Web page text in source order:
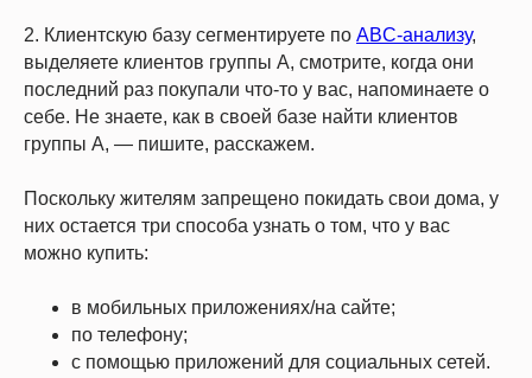
2. Клиентскую базу сегментируете по ABC-анализу,
выделяете клиентов группы А, смотрите, когда они
последний раз покупали что-то у вас, напоминаете о
себе. Не знаете, как в своей базе найти клиентов
группы А, — пишите, расскажем.
Поскольку жителям запрещено покидать свои дома, у
них остается три способа узнать о том, что у вас
можно купить:
в мобильных приложениях/на сайте;
по телефону;
с помощью приложений для социальных сетей.